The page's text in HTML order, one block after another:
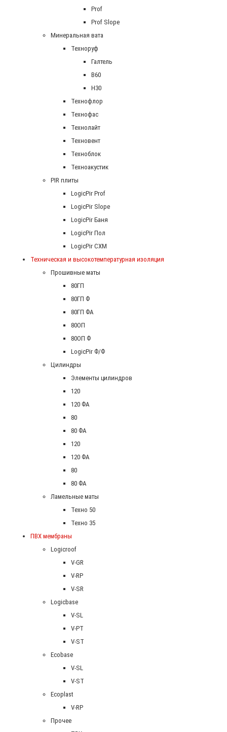
Prof
Prof Slope
Минеральная вата
Техноруф
Галтель
В60
Н30
Технофлор
Технофас
Технолайт
Техновент
Техноблок
Техноакустик
PIR плиты
LogicPir Prof
LogicPir Slope
LogicPir Баня
LogicPir Пол
LogicPir СХМ
Техническая и высокотемпературная изоляция
Прошивные маты
80ГП
80ГП Ф
80ГП ФА
80ОП
80ОП Ф
LogicPir Ф/Ф
Цилиндры
Элементы цилиндров
120
120 ФА
80
80 ФА
120
120 ФА
80
80 ФА
Ламельные маты
Техно 50
Техно 35
ПВХ мембраны
Logicroof
V-GR
V-RP
V-SR
Logicbase
V-SL
V-PT
V-ST
Ecobase
V-SL
V-ST
Ecoplast
V-RP
Прочее